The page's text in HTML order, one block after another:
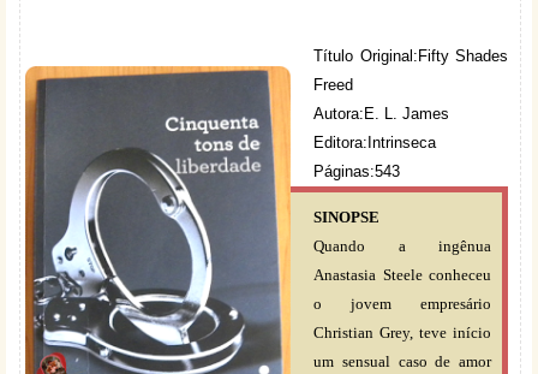
Título Original:Fifty Shades
Freed
Autora:E. L. James
Editora:Intrinseca
Páginas:543
SINOPSE
Quando a ingênua
Anastasia Steele conheceu
o jovem empresário
Christian Grey, teve início
um sensual caso de amor